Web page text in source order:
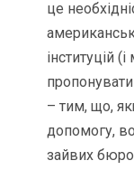
це
інституцій
– тим, що,
допомогу,
зайвих